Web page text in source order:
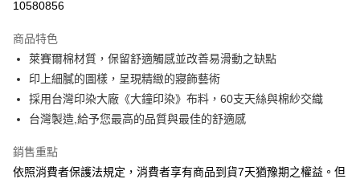
合作金庫商業銀行
華南商業銀行
彰化商業銀行
上海商業儲蓄銀行
台北富邦商業銀行
國泰世華商業銀行
兆豐國際商業銀行
臺灣中小企業銀行
台中商業銀行
聯邦商業銀行
元大商業銀行
永豐商業銀行
6 期 0 利率 每期
華南商業銀行
彰化商業銀行
上海商業儲蓄銀行
台北富邦商業銀行
國泰世華商業銀行
兆豐國際商業銀行
匯豐（台灣）商業銀行
聯邦商業銀行
遠東國際商業銀行
LINE Pay
Apple Pay
Google Pay
10580856
商品特色
萊賽爾棉材質，保留舒適觸感並改善易滑動之缺點
印上細膩的圖樣，呈現精緻的寢飾藝術
採用台灣印染大廠《大鐘印染》布料，60支天絲與棉紗交織
台灣製造,給予您最高的品質與最佳的舒適感
銷售重點
依照消費者保護法規定，消費者享有商品到貨7天猶豫期之權益。但